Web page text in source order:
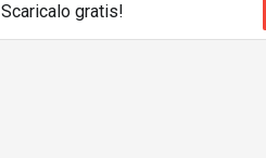
Scaricalo gratis!